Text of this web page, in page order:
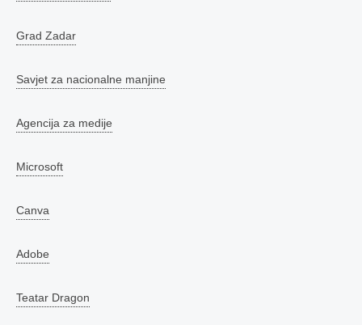
Grad Zadar
Savjet za nacionalne manjine
Agencija za medije
Microsoft
Canva
Adobe
Teatar Dragon